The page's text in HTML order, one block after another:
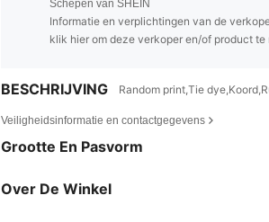
Schepen van SHEIN
Informatie en verplichtingen van de
BESCHRIJVING Random print,Tie
Veiligheidsinformatie en contactgegevens
Grootte En Pasvorm
Over De Winkel
4.85